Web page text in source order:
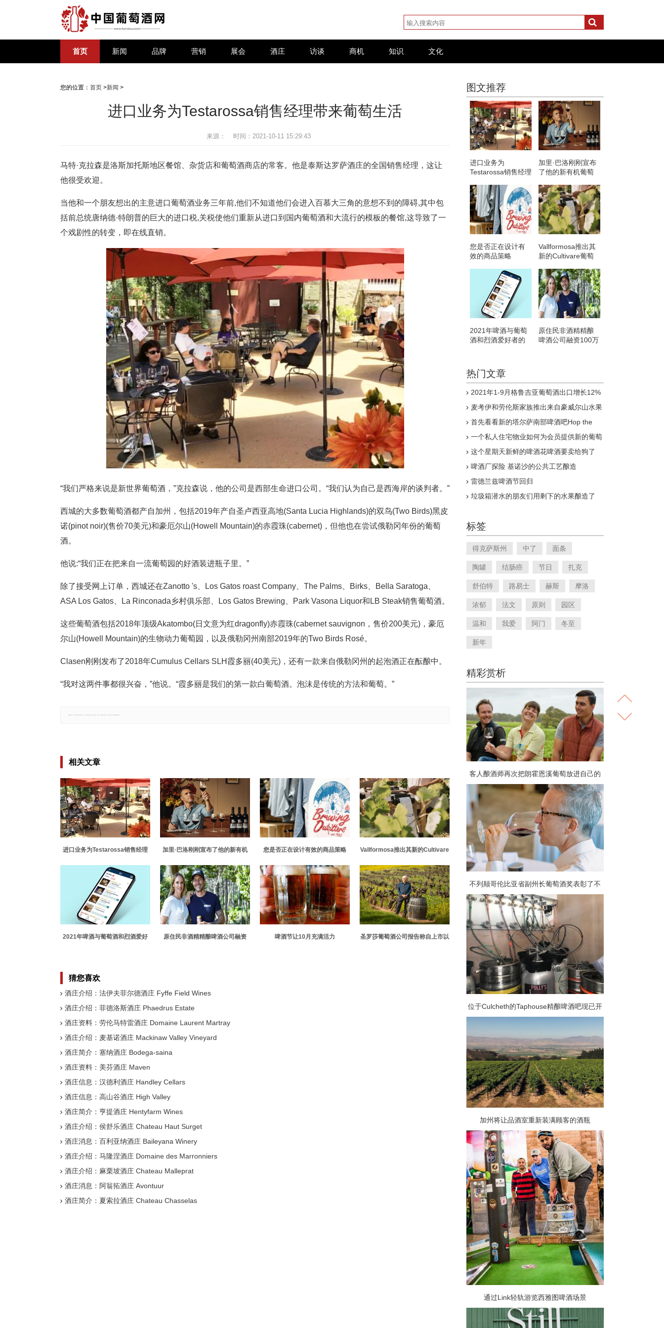
首页 新闻 品牌 营销 展会 酒庄 访谈 商机 知识 文化
您的位置： 首页 >新闻 >
进口业务为Testarossa销售经理带来葡萄生活
来源： 时间：2021-10-11 15:29:43
马特·克拉森是洛斯加托斯地区餐馆、杂货店和葡萄酒商店的常客。他是泰斯达罗萨酒庄的全国销售经理，这让
他很受欢迎。
当他和一个朋友想出的主意进口葡萄酒业务三年前,他们不知道他们会进入百慕大三角的意想不到的障碍,其中包
括前总统唐纳德·特朗普的巨大的进口税,关税使他们重新从进口到国内葡萄酒和大流行的模板的餐馆,这导致了一
个戏剧性的转变，即在线直销。
“我们严格来说是新世界葡萄酒，”克拉森说，他的公司是西部生命进口公司。“我们认为自己是西海岸的谈判者。”
西城的大多数葡萄酒都产自加州，包括2019年产自圣卢西亚高地(Santa Lucia Highlands)的双鸟(Two Birds)黑皮
诺(pinot noir)(售价70美元)和豪厄尔山(Howell Mountain)的赤霞珠(cabernet)，但他也在尝试俄勒冈年份的葡萄
酒。
他说:“我们正在把来自一流葡萄园的好酒装进瓶子里。”
除了接受网上订单，西城还在Zanotto 's、Los Gatos roast Company、The Palms、Birks、Bella Saratoga、
ASA Los Gatos、La Rinconada乡村俱乐部、Los Gatos Brewing、Park Vasona Liquor和LB Steak销售葡萄酒。
这些葡萄酒包括2018年顶级Akatombo(日文意为红dragonfly)赤霞珠(cabernet sauvignon，售价200美元)，豪厄
尔山(Howell Mountain)的生物动力葡萄园，以及俄勒冈州南部2019年的Two Birds Rosé。
Clasen刚刚发布了2018年Cumulus Cellars SLH霞多丽(40美元)，还有一款来自俄勒冈州的起泡酒正在酝酿中。
“我对这两件事都很兴奋，”他说。“霞多丽是我们的第一款白葡萄酒。泡沫是传统的方法和葡萄。”
相关文章
进口业务为Testarossa销售经理
加里·巴洛刚刚宣布了他的新有机
您是否正在设计有效的商品策略
Vallformosa推出其新的Cultivare
2021年啤酒与葡萄酒和烈酒爱好
原住民非酒精精酿啤酒公司融资
啤酒节让10月充满活力
圣罗莎葡萄酒公司报告称自上市以
猜您喜欢
酒庄介绍：法伊夫菲尔德酒庄 Fyffe Field Wines
酒庄介绍：菲德洛斯酒庄 Phaedrus Estate
酒庄资料：劳伦马特雷酒庄 Domaine Laurent Martray
酒庄介绍：麦基诺酒庄 Mackinaw Valley Vineyard
酒庄简介：塞纳酒庄 Bodega-saina
酒庄资料：美芬酒庄 Maven
酒庄信息：汉德利酒庄 Handley Cellars
酒庄信息：高山谷酒庄 High Valley
酒庄简介：亨提酒庄 Hentyfarm Wines
酒庄介绍：侯舒乐酒庄 Chateau Haut Surget
酒庄消息：百利亚纳酒庄 Baileyana Winery
酒庄介绍：马隆涅酒庄 Domaine des Marronniers
酒庄介绍：麻栗坡酒庄 Chateau Malleprat
酒庄消息：阿翁拓酒庄 Avontuur
酒庄简介：夏索拉酒庄 Chateau Chasselas
图文推荐
进口业务为
Testarossa销售经理
加里·巴洛刚刚宣布
了他的新有机葡萄
为8英镑
您是否正在设计有
效的商品策略
Vallformosa推出其
新的Cultivare葡萄
2021年啤酒与葡萄
酒和烈酒爱好者的
原住民非酒精精酿
啤酒公司融资100万
热门文章
2021年1-9月格鲁吉亚葡萄酒出口增长12%
麦考伊和劳伦斯家族推出来自豪威尔山水果
首先看看新的塔尔萨南部啤酒吧Hop the
一个私人住宅物业如何为会员提供新的葡萄
这个星期天新鲜的啤酒花啤酒要卖给狗了
啤酒厂探险 基诺沙的公共工艺酿造
雷德兰兹啤酒节回归
垃圾箱潜水的朋友们用剩下的水果酿造了
标签
得克萨斯州 中了 面条
陶罐 结肠癌 节日 扎克
舒伯特 路易士 赫斯 摩洛
浓郁 法文 原则 园区
温和 我爱 阿门 冬至
新年
精彩赏析
客人酿酒师再次把朗霍恩溪葡萄放进自己的
杯子里
不列颠哥伦比亚省副州长葡萄酒奖表彰了不
列颠哥伦比亚省最好的葡萄酒
位于Culcheth的Taphouse精酿啤酒吧现已开
业
加州将让品酒室重新装满顾客的酒瓶
通过Link轻轨游览西雅图啤酒场景